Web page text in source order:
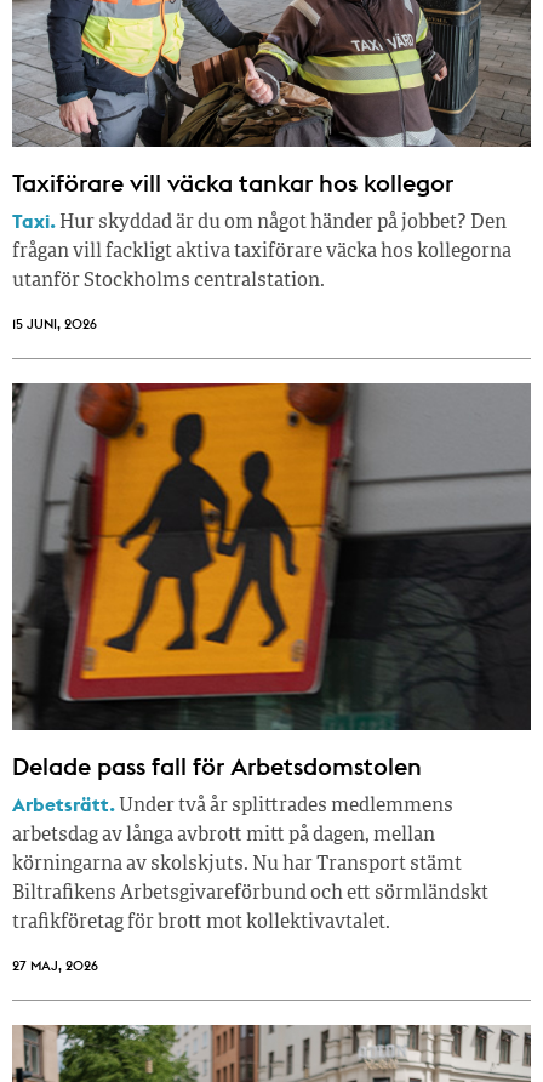
Taxiförare vill väcka tankar hos kollegor
Taxi. Hur skyddad är du om något händer på jobbet? Den
frågan vill fackligt aktiva taxiförare väcka hos kollegorna
utanför Stockholms centralstation.
15 JUNI, 2026
Delade pass fall för Arbetsdomstolen
Arbetsrätt. Under två år splittrades medlemmens
arbetsdag av långa avbrott mitt på dagen, mellan
körningarna av skolskjuts. Nu har Transport stämt
Biltrafikens Arbetsgivareförbund och ett sörmländskt
trafikföretag för brott mot kollektivavtalet.
27 MAJ, 2026